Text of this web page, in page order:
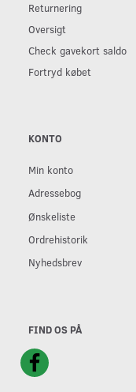
Returnering
Oversigt
Check gavekort saldo
Fortryd købet
KONTO
Min konto
Adressebog
Ønskeliste
Ordrehistorik
Nyhedsbrev
FIND OS PÅ